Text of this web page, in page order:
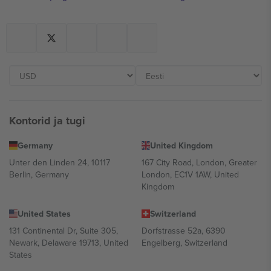
Kontorid ja tugi
Germany
Unter den Linden 24, 10117
Berlin, Germany
United Kingdom
167 City Road, London, Greater
London, EC1V 1AW, United
Kingdom
United States
131 Continental Dr, Suite 305,
Newark, Delaware 19713, United
States
Switzerland
Dorfstrasse 52a, 6390
Engelberg, Switzerland